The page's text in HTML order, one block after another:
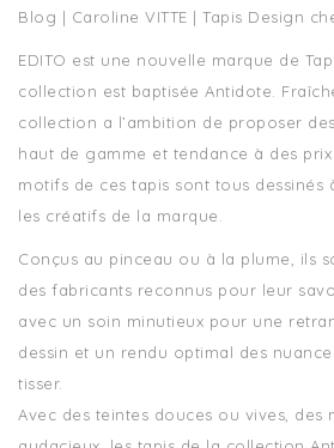
Blog | Caroline VITTE | Tapis Design
EDITO est une nouvelle marque de
collection est baptisée Antidote.
collection a l’ambition de proposer
haut de gamme et tendance à des
motifs de ces tapis sont tous dessinés
les créatifs de la marque.
Conçus au pinceau ou à la plume, ils
des fabricants reconnus pour leur
avec un soin minutieux pour une
dessin et un rendu optimal des
tisser.
Avec des teintes douces ou vives, des